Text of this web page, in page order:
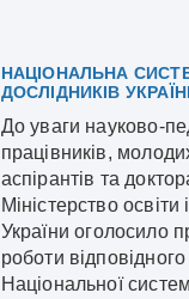
НАЦІОНАЛЬНА
ДОСЛІДНИКІВ
До уваги науково-
працівників,
аспірантів та
Міністерство освіти
України оголосило
роботи
Національної